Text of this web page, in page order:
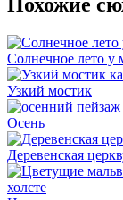
Солнечное лето у
Узкий мостик
Осень
Деревенская